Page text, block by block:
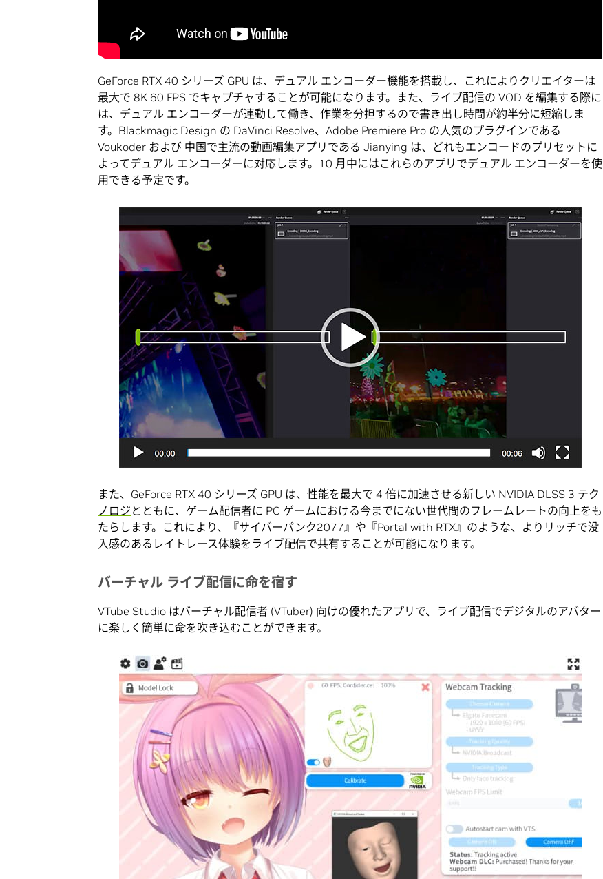
GeForce RTX 40 シリーズ GPU は、デュアル エンコーダー機能を搭載し、これによりクリエイターは
最大で 8K 60 FPS でキャプチャすることが可能になります。また、ライブ配信の VOD を編集する際に
は、デュアル エンコーダーが連動して働き、作業を分担するので書き出し時間が約半分に短縮しま
す。Blackmagic Design の DaVinci Resolve、Adobe Premiere Pro の人気のプラグインである
Voukoder および 中国で主流の動画編集アプリである Jianying は、どれもエンコードのプリセットに
よってデュアル エンコーダーに対応します。10 月中にはこれらのアプリでデュアル エンコーダーを使
用できる予定です。
また、GeForce RTX 40 シリーズ GPU は、 性能を最大で 4 倍に加速させる新しい NVIDIA DLSS 3 テク
ノロジ とともに、ゲーム配信者に PC ゲームにおける今までにない世代間のフレームレートの向上をも
たらします。これにより、『サイバーパンク2077』や『Portal with RTX』のような、よりリッチで没
入感のあるレイトレース体験をライブ配信で共有することが可能になります。
バーチャル ライブ配信に命を宿す
VTube Studio はバーチャル配信者 (VTuber) 向けの優れたアプリで、ライブ配信でデジタルのアバター
に楽しく簡単に命を吹き込むことができます。